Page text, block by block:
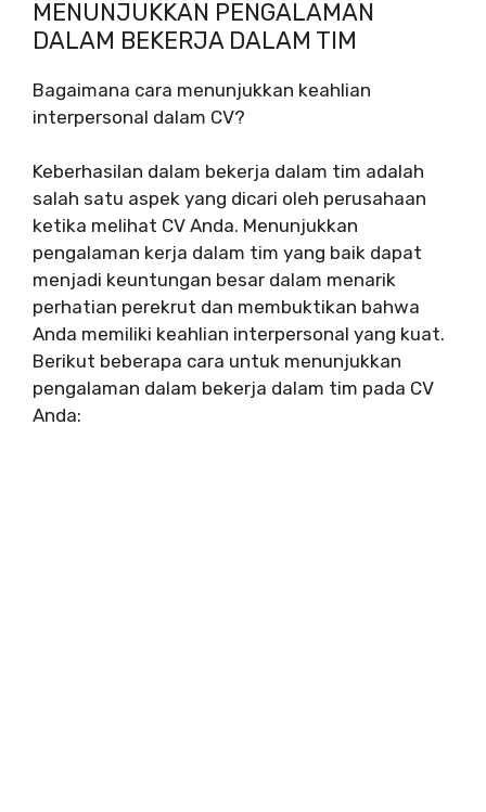
MENUNJUKKAN PENGALAMAN
DALAM BEKERJA DALAM TIM
Bagaimana cara menunjukkan keahlian
interpersonal dalam CV?
Keberhasilan dalam bekerja dalam tim adalah
salah satu aspek yang dicari oleh perusahaan
ketika melihat CV Anda. Menunjukkan
pengalaman kerja dalam tim yang baik dapat
menjadi keuntungan besar dalam menarik
perhatian perekrut dan membuktikan bahwa
Anda memiliki keahlian interpersonal yang kuat.
Berikut beberapa cara untuk menunjukkan
pengalaman dalam bekerja dalam tim pada CV
Anda: